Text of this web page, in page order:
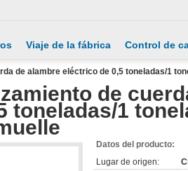
Viaje de la fábrica Control de
de alambre eléctrico de 0,5 toneladas/1
de
toneladas/1
Datos del producto:
Lugar de origen: